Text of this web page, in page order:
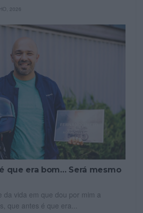
2026
que era bom… Será mesmo
da vida em que dou por mim a
que antes é que era...